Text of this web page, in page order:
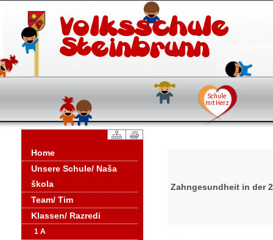
Home
Unsere Schule/ Naša
škola
Team/ Tim
Klassen/ Razredi
1 A
Zahngesundheit in der